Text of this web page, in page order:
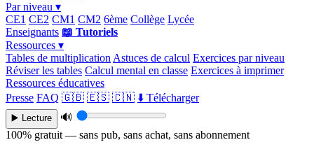
Par niveau ▾
CE1 CE2 CM1 CM2 6ème Collège Lycée
Enseignants 📖 Tutoriels
Ressources ▾
Tables de multiplication Astuces de calcul Exercices par niveau
Réviser les tables Calcul mental en classe Exercices à imprimer
Ressources éducatives
Presse FAQ 🇬🇧 🇪🇸 🇨🇳 ⬇️ Télécharger
▶️ Lecture
🔊
100% gratuit — sans pub, sans achat, sans abonnement